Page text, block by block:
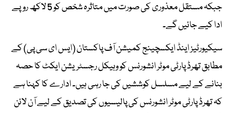
جبکہ مستقل معذوری کی صورت میں متاثرہ شخص کو 5 لاکھ روپے
ادا کیے جائیں گے۔
سیکیورٹیز اینڈ ایکسچینج کمیشن آف پاکستان (ایس ای سی پی) کے
مطابق تھرڈ پارٹی موٹر انشورنس کو وہیکل رجسٹریشن ایکٹ کا حصہ
بنانے کے لیے مسلسل کوششیں کی جا رہی ہیں۔ ادارے کا کہنا ہے
کہ تھرڈ پارٹی موٹر انشورنس کی پالیسیوں کی تصدیق کے لیے آن لائن